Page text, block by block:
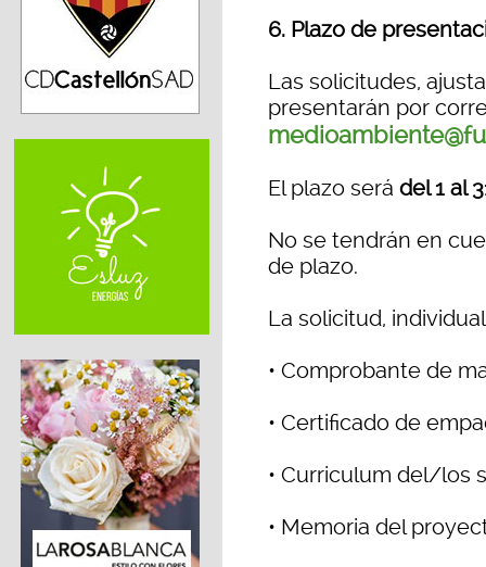
6. Plazo de
Las solicitudes,
presentarán por
El plazo será del 1 al
No se tendrán en
de plazo.
La solicitud,
• Comprobante de
• Certificado de
• Curriculum del/los
• Memoria del